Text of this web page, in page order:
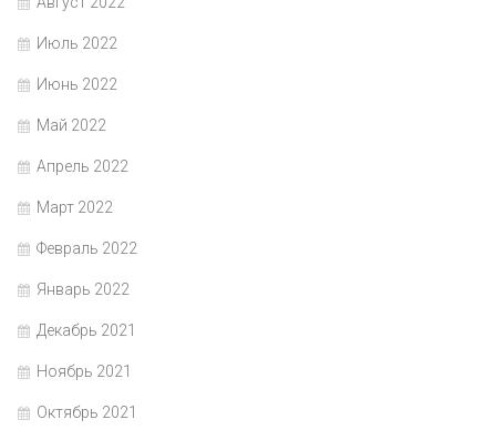
Июль 2022
Июнь 2022
Май 2022
Апрель 2022
Март 2022
Февраль 2022
Январь 2022
Декабрь 2021
Ноябрь 2021
Октябрь 2021